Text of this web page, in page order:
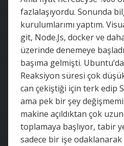
fazlalaşıyordu. Sonunda
kurulumlarımı yaptım.
git, Node.Js, docker ve
üzerinde denemeye
başıma gelmişti.
Reaksiyon süresi çok
can çekiştiği için terk edip
ama pek bir şey
makine açıldıktan çok
toplamaya başlıyor, tabir
sadece bir işe